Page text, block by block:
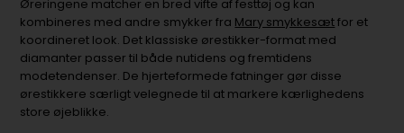
Øreringene matcher en bred vifte af festtøj og kan
kombineres med andre smykker fra Mary smykkesætfor et
koordineret look. Det klassiske ørestikker-format med
diamanter passer til både nutidens og fremtidens
modetendenser. De hjerteformede fatninger gør disse
ørestikkere særligt velegnede til at markere kærlighedens
store øjeblikke.